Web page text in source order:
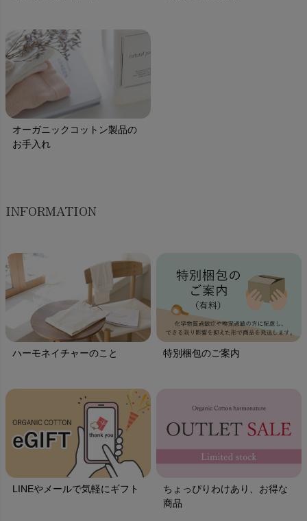
オーガニックコットン製品の
お手入れ
INFORMATION
ハーモネイチャーのこと 特別梱包のご案内
LINEやメールで気軽にギフト
ちょっぴりわけあり、お得な
商品